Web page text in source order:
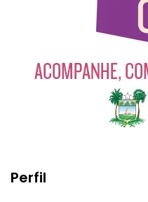
Perfil